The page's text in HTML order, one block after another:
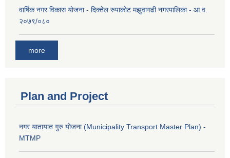
वार्षिक नगर विकास योजना - दिक्तेल रुपाकोट मझुवागढी नगरपालिका - आ.व.
२०७९/०८०
more
Plan and Project
नगर यातायात गुरु योजना (Municipality Transport Master Plan) -
MTMP